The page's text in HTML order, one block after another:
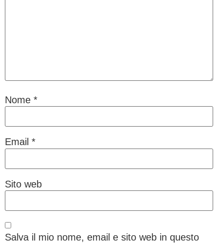
Nome *
Email *
Sito web
Salva il mio nome, email e sito web in questo